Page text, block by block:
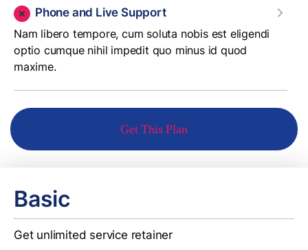
Phone and Live Support
Nam libero tempore, cum soluta nobis est eligendi
optio cumque nihil impedit quo minus id quod
maxime.
Get This Plan
Basic
Get unlimited service retainer